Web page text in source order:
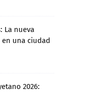
La nueva
una ciudad
2026: